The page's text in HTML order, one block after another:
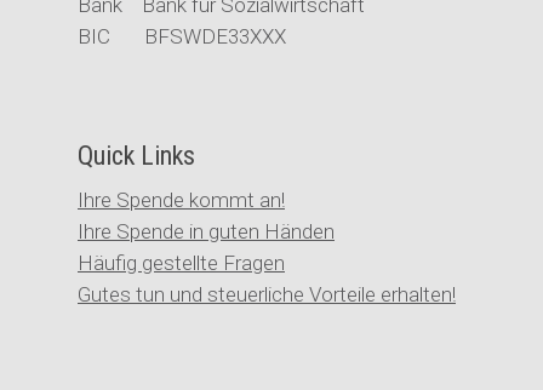
Bank Bank für Sozialwirtschaft
BIC BFSWDE33XXX
Quick Links
Ihre Spende kommt an!
Ihre Spende in guten Händen
Häufig gestellte Fragen
Gutes tun und steuerliche Vorteile erhalten!